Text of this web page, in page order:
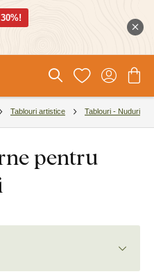
Tablouri artistice Tablouri - Nuduri
pentru